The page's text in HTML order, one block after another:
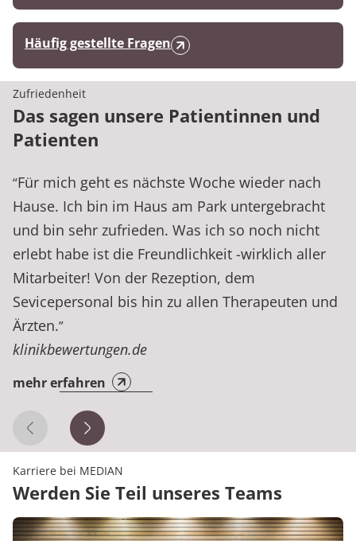
Häufig gestellte Fragen
Zufriedenheit
Das sagen unsere Patientinnen und
Patienten
“Für mich geht es nächste Woche wieder nach
Hause. Ich bin im Haus am Park untergebracht
und bin sehr zufrieden. Was ich so noch nicht
erlebt habe ist die Freundlichkeit -wirklich aller
Mitarbeiter! Von der Rezeption, dem
Sevicepersonal bis hin zu allen Therapeuten und
Ärzten.”
klinikbewertungen.de
mehr erfahren
Vorheriges ZitatNächstes Zitat
Karriere bei MEDIAN
Werden Sie Teil unseres Teams